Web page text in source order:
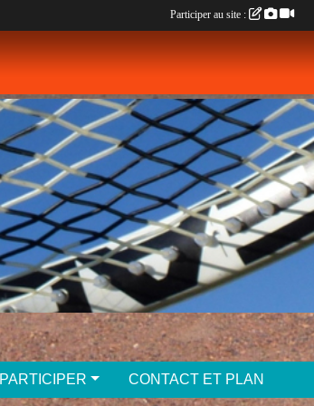
PARTICIPER CONTACT ET PLAN
Participer au site :